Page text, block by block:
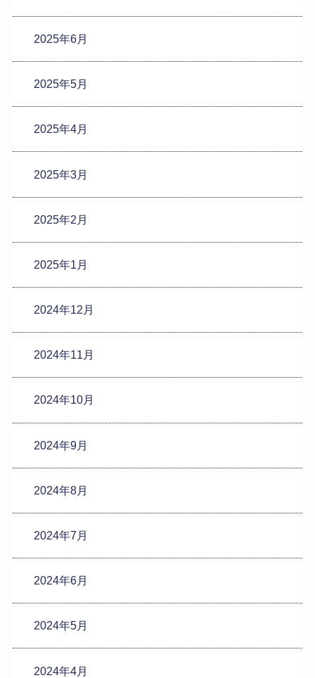
2025年6月
2025年5月
2025年4月
2025年3月
2025年2月
2025年1月
2024年12月
2024年11月
2024年10月
2024年9月
2024年8月
2024年7月
2024年6月
2024年5月
2024年4月